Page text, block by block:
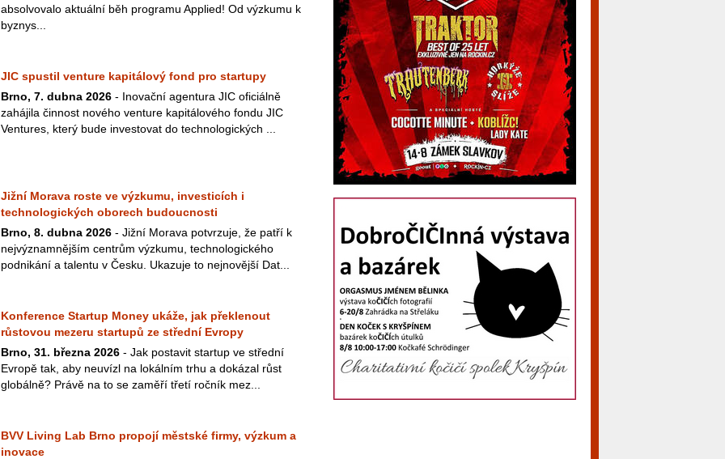
absolvovalo aktuální běh programu Applied! Od výzkumu k
byznys...
JIC spustil venture kapitálový fond pro startupy
Brno, 7. dubna 2026 - Inovační agentura JIC oficiálně
zahájila činnost nového venture kapitálového fondu JIC
Ventures, který bude investovat do technologických ...
Jižní Morava roste ve výzkumu, investicích i
technologických oborech budoucnosti
Brno, 8. dubna 2026 - Jižní Morava potvrzuje, že patří k
nejvýznamnějším centrům výzkumu, technologického
podnikání a talentu v Česku. Ukazuje to nejnovější Dat...
Konference Startup Money ukáže, jak překlenout
růstovou mezeru startupů ze střední Evropy
Brno, 31. března 2026 - Jak postavit startup ve střední
Evropě tak, aby neuvízl na lokálním trhu a dokázal růst
globálně? Právě na to se zaměří třetí ročník mez...
BVV Living Lab Brno propojí městské firmy, výzkum a
inovace